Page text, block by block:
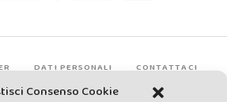
Consenso Cookie
DATI PERSONALI CONTATTACI